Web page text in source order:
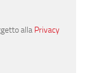
alla Privacy